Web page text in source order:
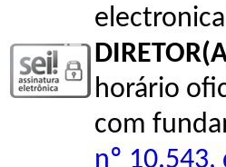
horário
com
nº